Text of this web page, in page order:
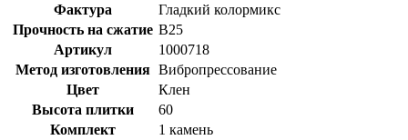
Фактура
Гладкий колормикс
Прочность на сжатие B25
Артикул
1000718
Метод изготовления Вибропрессование
Цвет
Клен
Высота плитки
60
Комплект
1 камень